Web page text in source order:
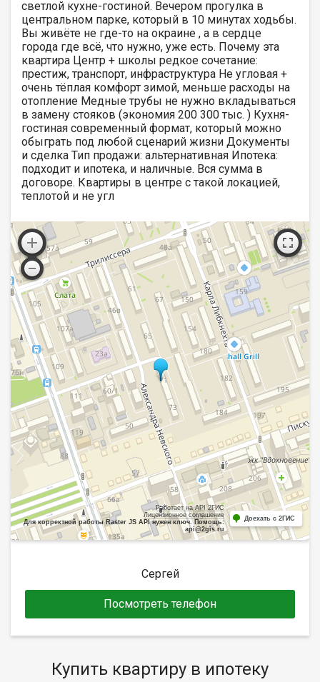
светлой кухне-гостиной. Вечером прогулка в
центральном парке, который в 10 минутах ходьбы.
Вы живёте не где-то на окраине , а в сердце
города где всё, что нужно, уже есть. Почему эта
квартира Центр + школы редкое сочетание:
престиж, транспорт, инфраструктура Не угловая +
очень тёплая комфорт зимой, меньше расходы на
отопление Медные трубы не нужно вкладываться
в замену стояков (экономия 200 300 тыс. ) Кухня-
гостиная современный формат, который можно
обыграть под любой сценарий жизни Документы
и сделка Тип продажи: альтернативная Ипотека:
подходит и ипотека, и наличные. Вся сумма в
договоре. Квартиры в центре с такой локацией,
теплотой и не угл
Работает на API 2ГИС
Лицензионное соглашение
Для корректной работы Raster JS API нужен ключ. Помощь:
api@2gis.ru
Доехать с 2ГИС
Сергей
Посмотреть телефон
Купить квартиру в ипотеку